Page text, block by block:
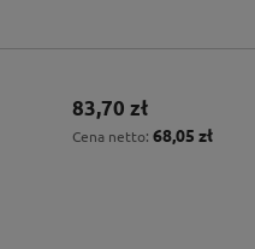
83,70 zł
Cena netto:68,05 zł